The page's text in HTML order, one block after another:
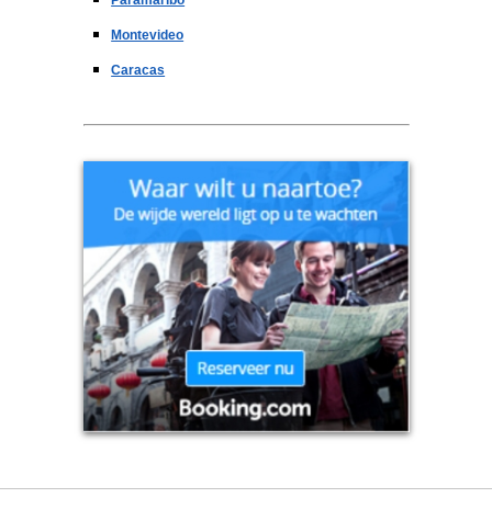
Montevideo
Caracas